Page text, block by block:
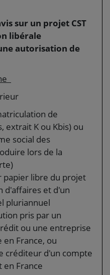
sur un projet CST
libérale
autorisation de
de
extrait K ou Kbis) ou
social des
lors de la
papier libre du projet
d'affaires et d'un
pluriannuel
pris par un
ou une entreprise
en France, ou
créditeur d'un compte
France